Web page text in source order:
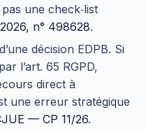
une check‑list
n° 498628.
décision EDPB. Si
l’art. 65 RGPD,
direct à
une erreur stratégique
— CP 11/26.